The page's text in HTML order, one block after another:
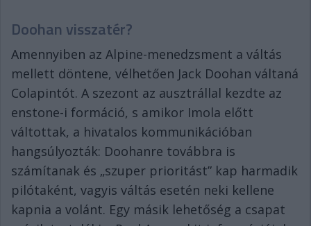
Doohan visszatér?
Amennyiben az Alpine-menedzsment a váltás
mellett döntene, vélhetően Jack Doohan váltaná
Colapintót. A szezont az ausztrállal kezdte az
enstone-i formáció, s amikor Imola előtt
váltottak, a hivatalos kommunikációban
hangsúlyozták: Doohanre továbbra is
számítanak és „szuper prioritást” kap harmadik
pilótaként, vagyis váltás esetén neki kellene
kapnia a volánt. Egy másik lehetőség a csapat